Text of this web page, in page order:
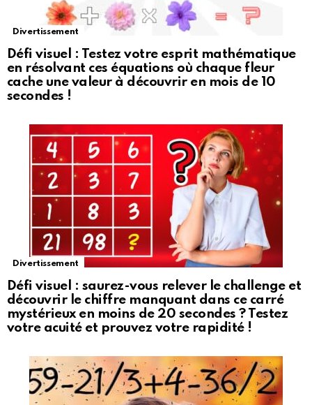
Divertissement
Défi visuel : Testez votre esprit mathématique
en résolvant ces équations où chaque fleur
cache une valeur à découvrir en mois de 10
secondes !
Divertissement
Défi visuel : saurez-vous relever le challenge et
découvrir le chiffre manquant dans ce carré
mystérieux en moins de 20 secondes ? Testez
votre acuité et prouvez votre rapidité !